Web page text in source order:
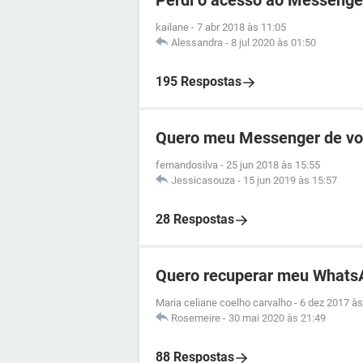
kailane - 7 abr 2018 às 11:05
Alessandra - 8 jul 2020 às 01:50
195 Respostas
Quero meu Messenger de
fernandosilva - 25 jun 2018 às 15:55
Jessicasouza - 15 jun 2019 às 15:57
28 Respostas
Quero recuperar meu
Maria celiane coelho carvalho - 6 dez 2017
Rosemeire - 30 mai 2020 às 21:49
88 Respostas